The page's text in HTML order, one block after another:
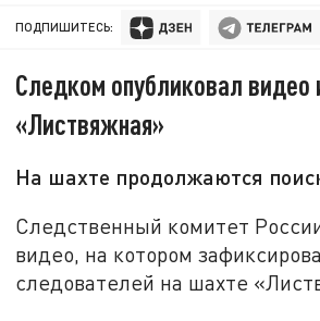
ПОДПИШИТЕСЬ:
Следком опубликовал
«Листвяжная»
На шахте продолжаются
Следственный комитет
видео, на котором
следователей на шахте